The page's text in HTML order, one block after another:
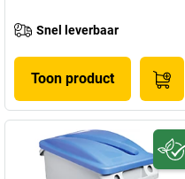
Snel leverbaar
Toon product